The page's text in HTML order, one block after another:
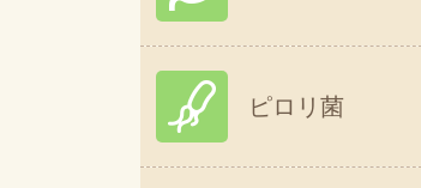
ピロリ菌